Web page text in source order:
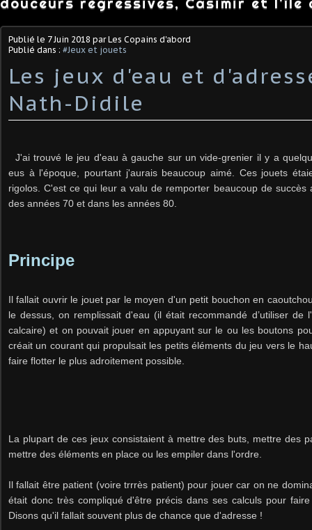
Publié le 7 Juin 2018 par Les Copains d'abord
Publié dans : #Jeux et jouets
Les jeux d'eau et
Nath-Didile
J'ai trouvé le jeu d'eau à gauche sur un vide-grenier il y a
eus à l'époque, pourtant j'aurais beaucoup aimé. Ces jouets
rigolos. C'est ce qui leur a valu de remporter beaucoup de succès
des années 70 et dans les années 80.
Principe
Il fallait ouvrir le jouet par le moyen d'un petit bouchon en
le dessus, on remplissait d'eau (il était recommandé d’utiliser de
calcaire) et on pouvait jouer en appuyant sur le ou les boutons
créait un courant qui propulsait les petits éléments du jeu vers le
faire flotter le plus adroitement possible.
La plupart de ces jeux consistaient à mettre des buts, mettre des
mettre des éléments en place ou les empiler dans l'ordre.
Il fallait être patient (voire trrrès patient) pour jouer car on ne
était donc très compliqué d'être précis dans ses calculs pour
Disons qu'il fallait souvent plus de chance que d'adresse !